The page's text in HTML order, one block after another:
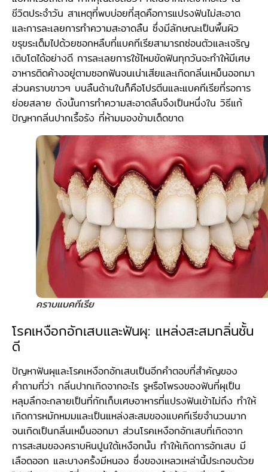
ชีวิตประจำวัน สาเหตุที่พบบ่อยที่สุดคือการแปรงฟันไม่สะอาด
และการละเลยการทำความสะอาดลิ้น ซึ่งมีลักษณะเป็นพื้นผิว
ขรุขระเต็มไปด้วยซอกหลืบที่แบคทีเรียสามารถซ่อนตัวและเจริญ
เติบโตได้อย่างดี การละเลยการใช้ไหมขัดฟันทุกวันจะทำให้มีเศษ
อาหารติดค้างอยู่ตามซอกฟันจนเน่าเสียและเกิดกลิ่นเหม็นออกมา
ส่วนคราบขาวๆ บนลิ้นด้านในก็คือโปรตีนและแบคทีเรียที่รอการ
ย่อยสลาย ดังนั้นการทำความสะอาดลิ้นจึงเป็นหนึ่งใน วิธีแก้
ปัญหากลิ่นปากเรื้อรัง ที่ห้ามมองข้ามเด็ดขาด
คราบแบคทีเรีย
โรคเหงือกอักเสบและฟันผุ: แหล่งสะสมกลิ่นชั้น
ดี
ปัญหาฟันผุและโรคเหงือกอักเสบเป็นอีกคำตอบที่สำคัญของ
คำถามที่ว่า กลิ่นปากเกิดจากอะไร รูหรือโพรงของฟันที่ผุเป็น
หลุมลึกจะกลายเป็นที่กักเก็บเศษอาหารที่แปรงฟันเข้าไม่ถึง ทำให้
เกิดการหมักหมมและเป็นแหล่งสะสมของแบคทีเรียจำนวนมาก
จนเกิดเป็นกลิ่นเหม็นออกมา ส่วนโรคเหงือกอักเสบที่เกิดจาก
การสะสมของคราบหินปูนใต้เหงือกนั้น ทำให้เกิดการอักเสบ มี
เลือดออก และบางครั้งมีหนอง ซึ่งของเหลวเหล่านี้ประกอบด้วย